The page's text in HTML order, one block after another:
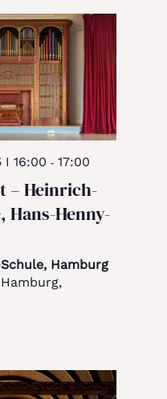
I 16:00 - 17:00
– Heinrich-
Hans-Henny-
Hamburg